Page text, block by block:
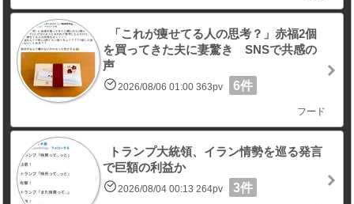
「これが痩せてる人の思考？」赤福2個
を買ってきた夫に妻驚き SNSで共感の
声
2026/08/06 01:00 363pv 6件
フード
トランプ大統領、イラン情勢を巡る発言
で巨額の利益か
2026/08/04 00:13 264pv 3件